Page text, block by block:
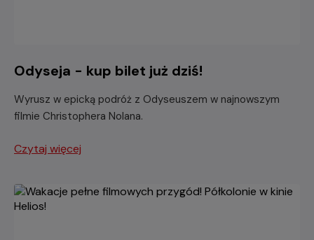
Odyseja - kup bilet już dziś!
Wyrusz w epicką podróż z Odyseuszem w najnowszym
filmie Christophera Nolana.
Czytaj więcej